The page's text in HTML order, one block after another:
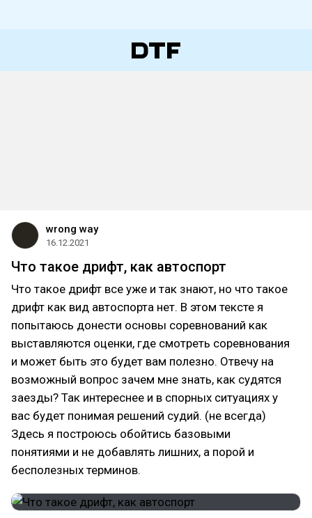
wrong way
16.12.2021
Что такое дрифт, как автоспорт
Что такое дрифт все уже и так знают, но что такое
дрифт как вид автоспорта нет. В этом тексте я
попытаюсь донести основы соревнований как
выставляются оценки, где смотреть соревнования
и может быть это будет вам полезно. Отвечу на
возможный вопрос зачем мне знать, как судятся
заезды? Так интереснее и в спорных ситуациях у
вас будет понимая решений судий. (не всегда)
Здесь я построюсь обойтись базовыми
понятиями и не добавлять лишних, а порой и
бесполезных терминов.